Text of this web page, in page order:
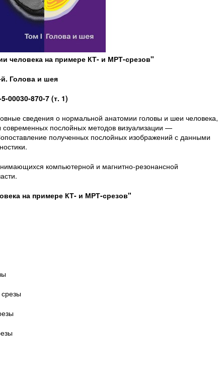
человека на примере КТ- и МРТ-срезов"
Голова и шея
00030-870-7 (т. 1)
сведения о нормальной анатомии головы и шеи человека,
современных послойных методов визуализации —
полученных послойных изображений с данными
компьютерной и магнитно-резонансной
на примере КТ- и МРТ-срезов"